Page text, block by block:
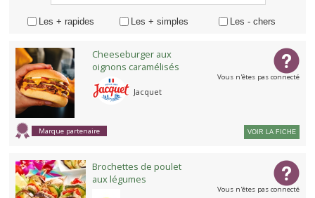
Les + rapides Les + simples Les - chers
Cheeseburger aux
oignons caramélisés
Jacquet
Marque partenaire
Vous n'êtes pas connecté
VOIR LA FICHE
Brochettes de poulet
aux légumes
Vous n'êtes pas connecté